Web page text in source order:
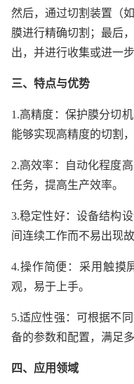
然后，通过切割装置（
膜进行精确切割；最后
出，并进行收集或进一步
三、特点与优势
1.高精度：保护膜分切
能够实现高精度的切割
2.高效率：自动化程度
任务，提高生产效率。
3.稳定性好：设备结构
间连续工作而不易出现故
4.操作简便：采用触摸
观，易于上手。
5.适应性强：可根据不
备的参数和配置，满足
四、应用领域